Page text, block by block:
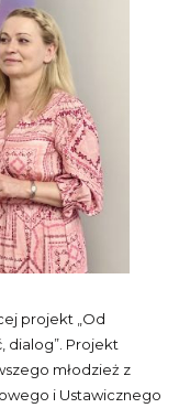
projekt „Od
dialog”. Projekt
młodzież z
i Ustawicznego